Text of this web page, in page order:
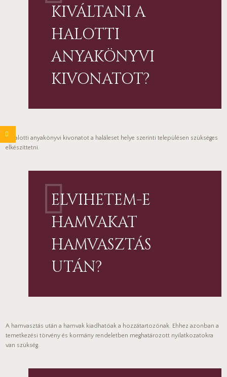
KIVÁLTANI A
HALOTTI
ANYAKÖNYVI
KIVONATOT?
A halotti anyakönyvi kivonatot a haláleset helye szerinti településen szükséges
elkészíttetni.
ELVIHETEM-E
HAMVAKAT
HAMVASZTÁS
UTÁN?
A hamvasztás után a hamvak kiadhatóak a hozzátartozónak. Ehhez azonban a
temetkezési törvény és kormány rendeletben meghatározott nyilatkozatokra
van szükség.